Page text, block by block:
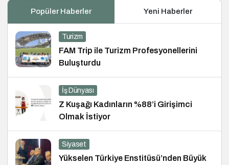
Popüler Haberler Yeni Haberler
Turizm
FAM Trip ile Turizm Profesyonellerini
Buluşturdu
İş Dünyası
Z Kuşağı Kadınların %88’i Girişimci
Olmak İstiyor
Siyaset
Yükselen Türkiye Enstitüsü’nden Büyük